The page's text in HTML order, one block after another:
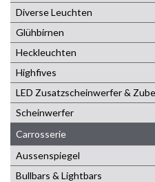
Diverse Leuchten
Glühbirnen
Heckleuchten
Highfives
LED Zusatzscheinwerfer &
Scheinwerfer
Carrosserie
Aussenspiegel
Bullbars & Lightbars